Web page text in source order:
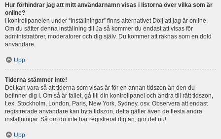
Hur förhindrar jag att mitt användarnamn visas i listorna över vilka som är
online?
I kontrollpanelen under “Inställningar” finns alternativet Dölj att jag är online.
Om du sätter denna inställning till Ja så kommer du endast att visas för
administratörer, moderatorer och dig själv. Du kommer att räknas som en dold
användare.
Upp
Tiderna stämmer inte!
Det kan vara så att tiderna som visas är för en annan tidszon än den du
befinner dig i. Om så är fallet, gå till din kontrollpanel och ändra till rätt tidszon,
t.ex. Stockholm, London, Paris, New York, Sydney, osv. Observera att endast
registrerade användare kan byta tidszon, detta gäller även de flesta andra
inställningar. Så om du inte har registrerat dig än, gör det nu!
Upp